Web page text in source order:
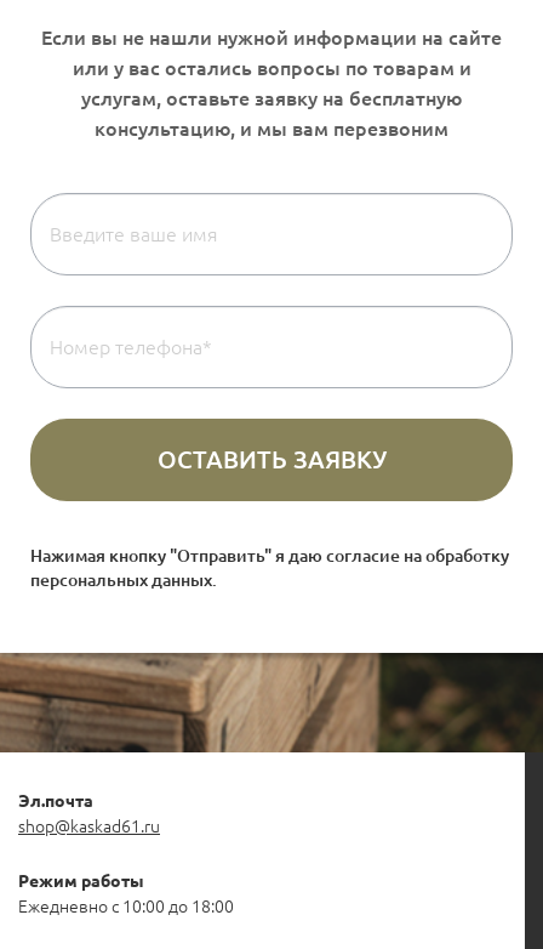
Нажимая кнопку "Отправить" я даю согласие наобработку
персональных данных
Эл.почта
shop@kaskad61.ru
Режим работы
Ежедневно с 10:00 до 18:00